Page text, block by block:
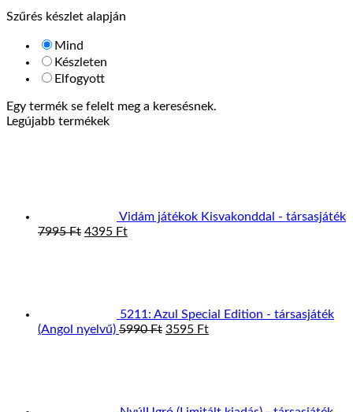
Szűrés készlet alapján
Mind
Készleten
Elfogyott
Egy termék se felelt meg a keresésnek.
Legújabb termékek
Vidám játékok Kisvakonddal - társasjáték
7995Ft Original
4395 FtCurrent
5211: Azul Special Edition - társasjáték
(Angol nyelvű) 5990Ft Original
3595 FtCurrent